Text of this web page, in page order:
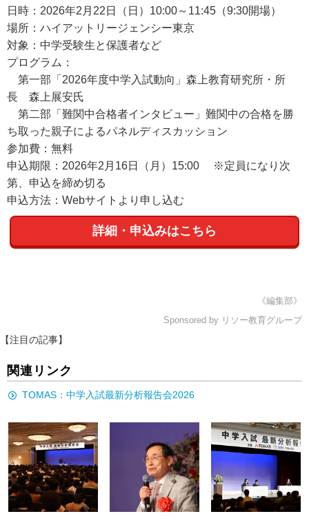
日時：2026年2月22日（日）10:00～11:45（9:30開場）
場所：ハイアットリージェンシー東京
対象：中学受験生と保護者など
プログラム：
第一部「2026年度中学入試動向」森上教育研究所・所
長 森上展安氏
第二部「難関中合格者インタビュー」難関中の合格を勝
ち取った親子によるパネルディスカッション
参加費：無料
申込期限：2026年2月16日（月）15:00 ※定員になり次
第、申込を締め切る
申込方法：Webサイトより申し込む
詳細・申込みはこちら
《編集部》
Sponsored by リソー教育グループ
【注目の記事】
関連リンク
TOMAS：中学入試最新分析報告会2026